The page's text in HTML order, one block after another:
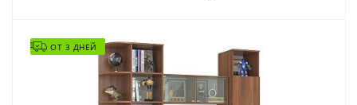
ОТ 3 ДНЕЙ